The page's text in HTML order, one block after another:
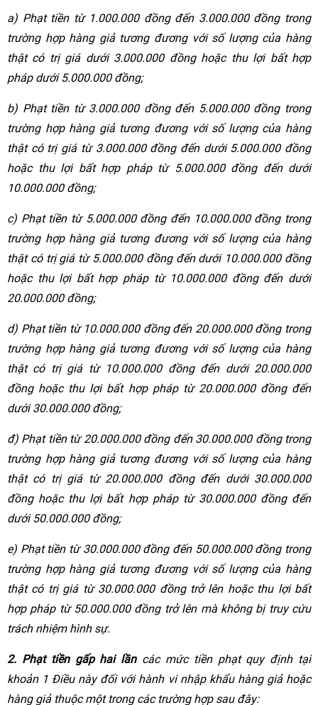
a) Phạt tiền từ 1.000.000 đồng đến 3.000.000 đồng trong
trường hợp hàng giả tương đương với số lượng của hàng
thật có trị giá dưới 3.000.000 đồng hoặc thu lợi bất hợp
pháp dưới 5.000.000 đồng;
b) Phạt tiền từ 3.000.000 đồng đến 5.000.000 đồng trong
trường hợp hàng giả tương đương với số lượng của hàng
thật có trị giá từ 3.000.000 đồng đến dưới 5.000.000 đồng
hoặc thu lợi bất hợp pháp từ 5.000.000 đồng đến dưới
10.000.000 đồng;
c) Phạt tiền từ 5.000.000 đồng đến 10.000.000 đồng trong
trường hợp hàng giả tương đương với số lượng của hàng
thật có trị giá từ 5.000.000 đồng đến dưới 10.000.000 đồng
hoặc thu lợi bất hợp pháp từ 10.000.000 đồng đến dưới
20.000.000 đồng;
d) Phạt tiền từ 10.000.000 đồng đến 20.000.000 đồng trong
trường hợp hàng giả tương đương với số lượng của hàng
thật có trị giá từ 10.000.000 đồng đến dưới 20.000.000
đồng hoặc thu lợi bất hợp pháp từ 20.000.000 đồng đến
dưới 30.000.000 đồng;
đ) Phạt tiền từ 20.000.000 đồng đến 30.000.000 đồng trong
trường hợp hàng giả tương đương với số lượng của hàng
thật có trị giá từ 20.000.000 đồng đến dưới 30.000.000
đồng hoặc thu lợi bất hợp pháp từ 30.000.000 đồng đến
dưới 50.000.000 đồng;
e) Phạt tiền từ 30.000.000 đồng đến 50.000.000 đồng trong
trường hợp hàng giả tương đương với số lượng của hàng
thật có trị giá từ 30.000.000 đồng trở lên hoặc thu lợi bất
hợp pháp từ 50.000.000 đồng trở lên mà không bị truy cứu
trách nhiệm hình sự.
2. Phạt tiền gấp hai lầncác mức tiền phạt quy định tại
khoản 1 Điều này đối với hành vi nhập khẩu hàng giả hoặc
hàng giả thuộc một trong các trường hợp sau đây: